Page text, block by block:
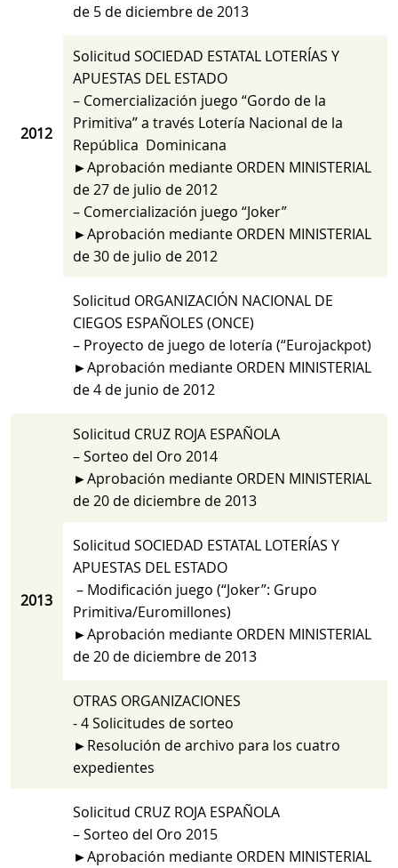
2012
de 5 de diciembre de 2013
Solicitud SOCIEDAD ESTATAL LOTERÍAS Y
APUESTAS DEL ESTADO
– Comercialización juego “Gordo de la
Primitiva” a través Lotería Nacional de la
República Dominicana
►Aprobación mediante ORDEN MINISTERIAL
de 27 de julio de 2012
– Comercialización juego “Joker”
►Aprobación mediante ORDEN MINISTERIAL
de 30 de julio de 2012
Solicitud ORGANIZACIÓN NACIONAL DE
CIEGOS ESPAÑOLES (ONCE)
– Proyecto de juego de lotería (“Eurojackpot)
►Aprobación mediante ORDEN MINISTERIAL
de 4 de junio de 2012
2013
Solicitud CRUZ ROJA ESPAÑOLA
– Sorteo del Oro 2014
►Aprobación mediante ORDEN MINISTERIAL
de 20 de diciembre de 2013
Solicitud SOCIEDAD ESTATAL LOTERÍAS Y
APUESTAS DEL ESTADO
– Modificación juego (“Joker”: Grupo
Primitiva/Euromillones)
►Aprobación mediante ORDEN MINISTERIAL
de 20 de diciembre de 2013
OTRAS ORGANIZACIONES
- 4 Solicitudes de sorteo
►Resolución de archivo para los cuatro
expedientes
Solicitud CRUZ ROJA ESPAÑOLA
– Sorteo del Oro 2015
►Aprobación mediante ORDEN MINISTERIAL